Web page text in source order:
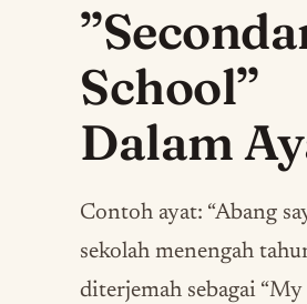
School”
Dalam
Contoh ayat: “Abang
sekolah menengah
diterjemah sebagai